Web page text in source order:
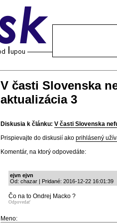
V časti Slovenska
aktualizácia 3
Diskusia k článku: V časti Slovenska
Prispievajte do diskusií ako prihlásený
Komentár, na ktorý odpovedáte:
ejvn ejvn
Od: chazar | Pridané: 2016-12-22 16:01:39
Čo na to Ondrej Macko ?
Odpovedať
Meno: